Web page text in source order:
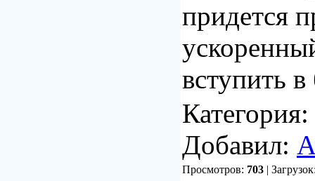
придется
вступить в
Категория:
Добавил:
Просмотров: 703 |